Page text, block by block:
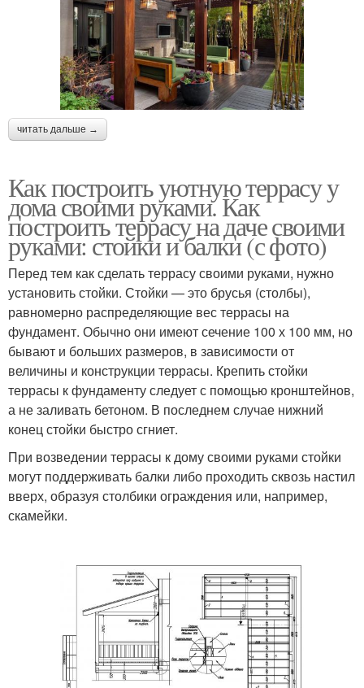
читать дальше →
Как построить уютную террасу у
дома своими руками. Как
построить террасу на даче своими
руками: стойки и балки (с фото)
Перед тем как сделать террасу своими руками, нужно
установить стойки. Стойки — это брусья (столбы),
равномерно распределяющие вес террасы на
фундамент. Обычно они имеют сечение 100 х 100 мм, но
бывают и больших размеров, в зависимости от
величины и конструкции террасы. Крепить стойки
террасы к фундаменту следует с помощью кронштейнов,
а не заливать бетоном. В последнем случае нижний
конец стойки быстро сгниет.
При возведении террасы к дому своими руками стойки
могут поддерживать балки либо проходить сквозь настил
вверх, образуя столбики ограждения или, например,
скамейки.